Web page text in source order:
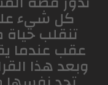
كل شيء
تنقلب حياة
عقب عندما
وبعد هذا